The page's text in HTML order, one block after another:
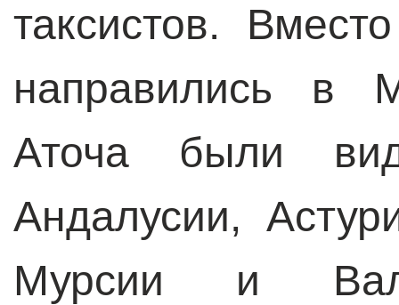
таксистов.
направились в
Аточа были
Андалусии,
Мурсии и